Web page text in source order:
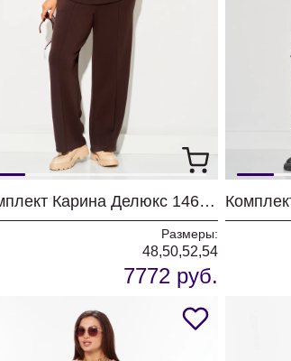
Комплект Карина Делюкс 1460 бежевый
Размеры:
48,50,52,54
7772 руб.